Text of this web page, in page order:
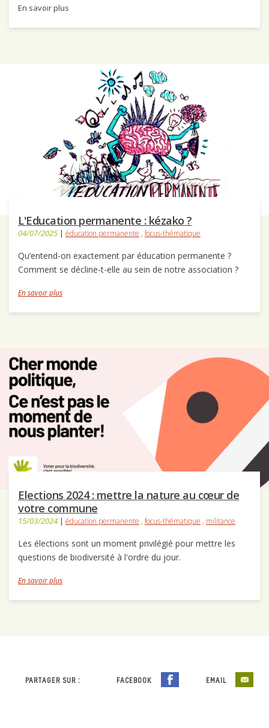
En savoir plus
L'Education permanente : kézako ?
04/07/2025 | éducation permanente , focus-thématique
Qu’entend-on exactement par éducation permanente ?
Comment se décline-t-elle au sein de notre association ?
En savoir plus
Elections 2024 : mettre la nature au cœur de
votre commune
15/03/2024 | éducation permanente , focus-thématique , militance
Les élections sont un moment privilégié pour mettre les
questions de biodiversité à l'ordre du jour.
En savoir plus
PARTAGER SUR : FACEBOOK EMAIL